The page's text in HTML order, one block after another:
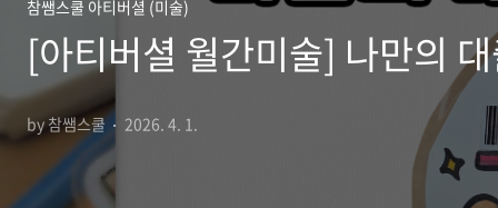
참쌤스쿨 아티버셜 (미술)
[아티버셜 월간미술] 나만의
by 참쌤스쿨 2026. 4. 1.